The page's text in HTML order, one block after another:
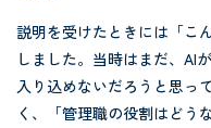
説明を受けたときには「こ
しました。当時はまだ、AI
入り込めないだろうと思っ
く、「管理職の役割はどう